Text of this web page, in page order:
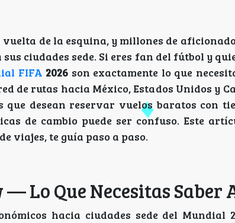
de la esquina, y millones de
ciudades sede. Si eres fan del fútbol y
FIFA 2026 son exactamente lo que
de rutas hacia México, Estados Unidos y
desean reservar vuelos baratos con
de cambio puede ser confuso. Este
viajes, te guía paso a paso.
Lo Que Necesitas Saber
hacia ciudades sede del Mundial